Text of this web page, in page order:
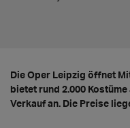
Die Oper Leipzig öffnet
bietet rund 2.000
Verkauf an. Die Preise